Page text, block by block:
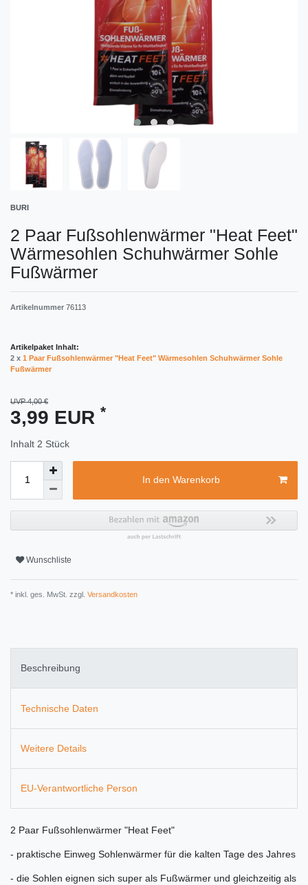
BURI
2 Paar Fußsohlenwärmer "Heat Feet"
Wärmesohlen Schuhwärmer Sohle
Fußwärmer
Artikelnummer 76113
Artikelpaket Inhalt:
2 x 1 Paar Fußsohlenwärmer "Heat Feet" Wärmesohlen Schuhwärmer Sohle
Fußwärmer
UVP 4,00 €
3,99 EUR *
Inhalt 2 Stück
In den Warenkorb
Wunschliste
* inkl. ges. MwSt. zzgl. Versandkosten
Beschreibung
Technische Daten
Weitere Details
EU-Verantwortliche Person
2 Paar Fußsohlenwärmer "Heat Feet"
- praktische Einweg Sohlenwärmer für die kalten Tage des Jahres
- die Sohlen eignen sich super als Fußwärmer und gleichzeitig als